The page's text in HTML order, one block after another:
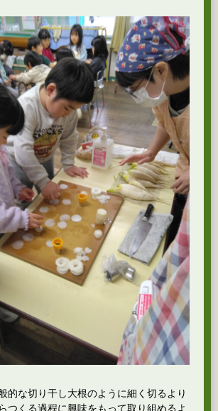
的な切り干し大根のように細く切るより
つくる過程に興味をもって取り組めるよ